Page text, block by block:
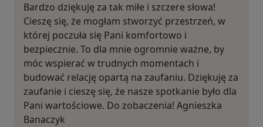
Bardzo dziękuję za tak miłe i szczere słowa!
Cieszę się, że mogłam stworzyć przestrzeń, w
której poczuła się Pani komfortowo i
bezpiecznie. To dla mnie ogromnie ważne, by
móc wspierać w trudnych momentach i
budować relację opartą na zaufaniu. Dziękuję za
zaufanie i cieszę się, że nasze spotkanie było dla
Pani wartościowe. Do zobaczenia! Agnieszka
Banaczyk